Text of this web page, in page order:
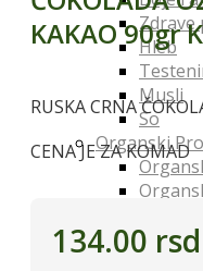
Zdrave
Hleb
Musli
So
Organski
KAKAO 90gr
RUSKA CRNA
CENA JE ZA KOMAD
134.00 rsd